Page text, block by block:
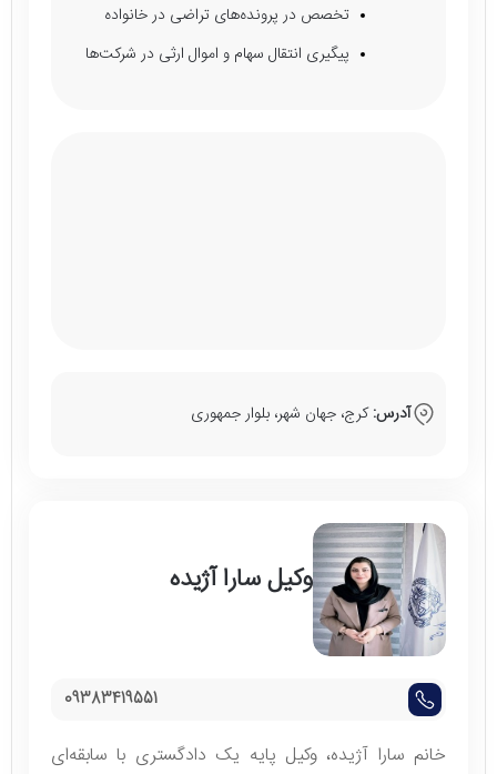
تخصص در پرونده‌های تراضی در خانواده
پیگیری انتقال سهام و اموال ارثی در شرکت‌ها
آدرس:کرج، جهان شهر، بلوار جمهوری
وکیل سارا آژیده
09383419551
خانم سارا آژیده، وکیل پایه یک دادگستری با سابقه‌ای